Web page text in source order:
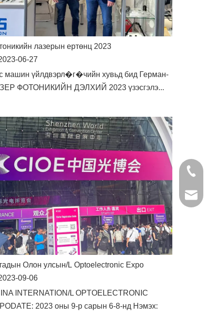
лазерын ертөнц 2023
06-27
машин үйлдвэрл�г�чийн хувьд бид Герман-
ФОТОНИКИЙН ДЭЛХИЙ 2023 үзэсгэлэ...
Олон улсын/L Optoelectronic Expo
09-06
INTERNATION/L OPTOELECTRONIC
2023 оны 9-р сарын 6-8-нд Нэмэх:
+86-